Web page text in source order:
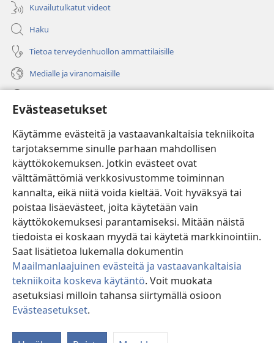
Evästeasetukset
Käytämme evästeitä ja vastaavankaltaisia tekniikoita
tarjotaksemme sinulle parhaan mahdollisen
käyttökokemuksen. Jotkin evästeet ovat
välttämättömiä verkkosivustomme toiminnan
kannalta, eikä niitä voida kieltää. Voit hyväksyä tai
poistaa lisäevästeet, joita käytetään vain
käyttökokemuksesi parantamiseksi. Mitään näistä
tiedoista ei koskaan myydä tai käytetä markkinointiin.
Saat lisätietoa lukemalla dokumentin
Maailmanlaajuinen evästeitä ja vastaavankaltaisia
tekniikoita koskeva käytäntö. Voit muokata
asetuksiasi milloin tahansa siirtymällä osioon
Evästeasetukset.
Kuvailutulkatut videot
Haku
Tietoa terveydenhuollon ammattilaisille
Medialle ja viranomaisille
(avaa
uuden
ikkunan)Vartiotornin VERKKOKIRJASTO
(avaa
uuden
ikkunan)JW Hub ®
(avaa
uuden
ikkunan)
®
Watchtower Library
Copyright
© 2026 Watch Tower Bible and Tract Society of Pennsylvania.
KÄYTTÖEHDOT|TIETOSUOJAKÄYTÄNTÖ